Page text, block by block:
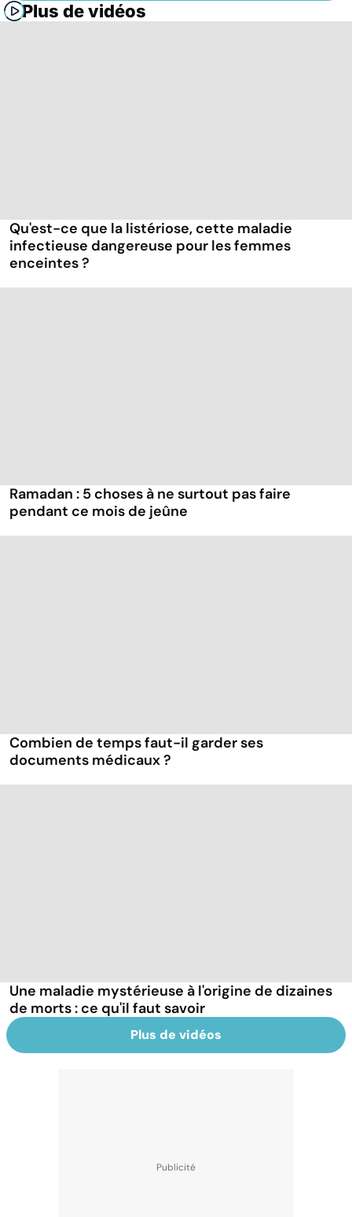
Plus de vidéos
Qu'est-ce que la listériose, cette maladie
infectieuse dangereuse pour les femmes
enceintes ?
Ramadan : 5 choses à ne surtout pas faire
pendant ce mois de jeûne
Combien de temps faut-il garder ses
documents médicaux ?
Une maladie mystérieuse à l'origine de dizaines
de morts : ce qu'il faut savoir
Plus de vidéos